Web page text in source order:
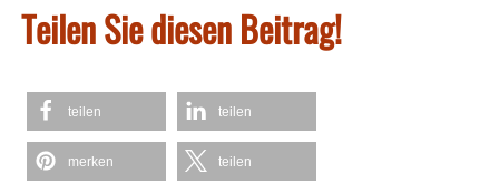
Teilen Sie diesen Beitrag!
teilen teilen
merken teilen